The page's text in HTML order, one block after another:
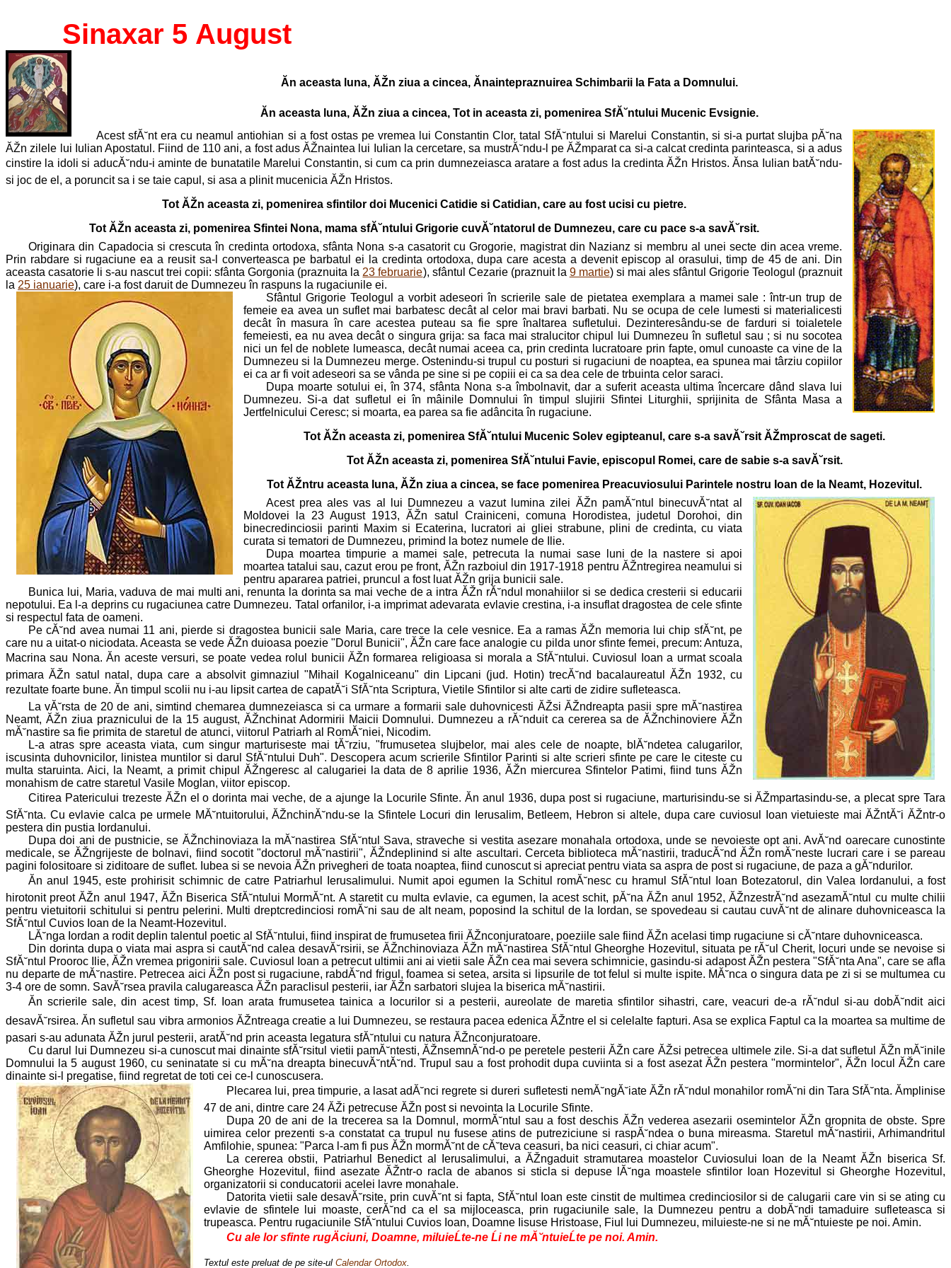
Sinaxar 5 August
Ăn aceasta luna, ĂŽn ziua a cincea, Ănaintepraznuirea Schimbarii la Fata a Domnului.
Ăn aceasta luna, ĂŽn ziua a cincea, Tot in aceasta zi, pomenirea SfĂ˘ntului Mucenic Evsignie.
Acest sfĂ˘nt era cu neamul antiohian si a fost ostas pe vremea lui Constantin Clor, tatal SfĂ˘ntului si Marelui Constantin, si si-a purtat slujba pĂ˘na
ĂŽn zilele lui Iulian Apostatul. Fiind de 110 ani, a fost adus ĂŽnaintea lui Iulian la cercetare, sa mustrĂ˘ndu-l pe ĂŽmparat ca si-a calcat credinta parinteasca, si a adus
cinstire la idoli si aducĂ˘ndu-i aminte de bunatatile Marelui Constantin, si cum ca prin dumnezeiasca aratare a fost adus la credinta ĂŽn Hristos. Ănsa Iulian batĂ˘ndu-
si joc de el, a poruncit sa i se taie capul, si asa a plinit mucenicia ĂŽn Hristos.
Tot ĂŽn aceasta zi, pomenirea sfintilor doi Mucenici Catidie si Catidian, care au fost ucisi cu pietre.
Tot ĂŽn aceasta zi, pomenirea Sfintei Nona, mama sfĂ˘ntului Grigorie cuvĂ˘ntatorul de Dumnezeu, care cu pace s-a savĂ˘rsit.
Originara din Capadocia si crescuta în credinta ortodoxa, sfânta Nona s-a casatorit cu Grogorie, magistrat din Nazianz si membru al unei secte din acea vreme.
Prin rabdare si rugaciune ea a reusit sa-l converteasca pe barbatul ei la credinta ortodoxa, dupa care acesta a devenit episcop al orasului, timp de 45 de ani. Din
aceasta casatorie li s-au nascut trei copii: sfânta Gorgonia (praznuita la 23 februarie), sfântul Cezarie (praznuit la 9 martie) si mai ales sfântul Grigorie Teologul (praznuit
la 25 ianuarie), care i-a fost daruit de Dumnezeu în raspuns la rugaciunile ei.
Sfântul Grigorie Teologul a vorbit adeseori în scrierile sale de pietatea exemplara a mamei sale : într-un trup de
femeie ea avea un suflet mai barbatesc decât al celor mai bravi barbati. Nu se ocupa de cele lumesti si materialicesti
decât în masura în care acestea puteau sa fie spre înaltarea sufletului. Dezinteresându-se de farduri si toialetele
femeiesti, ea nu avea decât o singura grija: sa faca mai stralucitor chipul lui Dumnezeu în sufletul sau ; si nu socotea
nici un fel de noblete lumeasca, decât numai aceea ca, prin credinta lucratoare prin fapte, omul cunoaste ca vine de la
Dumnezeu si la Dumnezeu merge. Ostenindu-si trupul cu posturi si rugaciuni de noaptea, ea spunea mai târziu copiilor
ei ca ar fi voit adeseori sa se vânda pe sine si pe copiii ei ca sa dea cele de trbuinta celor saraci.
Dupa moarte sotului ei, în 374, sfânta Nona s-a îmbolnavit, dar a suferit aceasta ultima încercare dând slava lui
Dumnezeu. Si-a dat sufletul ei în mâinile Domnului în timpul slujirii Sfintei Liturghii, sprijinita de Sfânta Masa a
Jertfelnicului Ceresc; si moarta, ea parea sa fie adâncita în rugaciune.
Tot ĂŽn aceasta zi, pomenirea SfĂ˘ntului Mucenic Solev egipteanul, care s-a savĂ˘rsit ĂŽmproscat de sageti.
Tot ĂŽn aceasta zi, pomenirea SfĂ˘ntului Favie, episcopul Romei, care de sabie s-a savĂ˘rsit.
Tot ĂŽntru aceasta luna, ĂŽn ziua a cincea, se face pomenirea Preacuviosului Parintele nostru Ioan de la Neamt, Hozevitul.
Acest prea ales vas al lui Dumnezeu a vazut lumina zilei ĂŽn pamĂ˘ntul binecuvĂ˘ntat al
Moldovei la 23 August 1913, ĂŽn satul Crainiceni, comuna Horodistea, judetul Dorohoi, din
binecredinciosii parinti Maxim si Ecaterina, lucratori ai gliei strabune, plini de credinta, cu viata
curata si tematori de Dumnezeu, primind la botez numele de Ilie.
Dupa moartea timpurie a mamei sale, petrecuta la numai sase luni de la nastere si apoi
moartea tatalui sau, cazut erou pe front, ĂŽn razboiul din 1917-1918 pentru ĂŽntregirea neamului si
pentru apararea patriei, pruncul a fost luat ĂŽn grija bunicii sale.
Bunica lui, Maria, vaduva de mai multi ani, renunta la dorinta sa mai veche de a intra ĂŽn rĂ˘ndul monahiilor si se dedica cresterii si educarii
nepotului. Ea l-a deprins cu rugaciunea catre Dumnezeu. Tatal orfanilor, i-a imprimat adevarata evlavie crestina, i-a insuflat dragostea de cele sfinte
si respectul fata de oameni.
Pe cĂ˘nd avea numai 11 ani, pierde si dragostea bunicii sale Maria, care trece la cele vesnice. Ea a ramas ĂŽn memoria lui chip sfĂ˘nt, pe
care nu a uitat-o niciodata. Aceasta se vede ĂŽn duioasa poezie "Dorul Bunicii", ĂŽn care face analogie cu pilda unor sfinte femei, precum: Antuza,
Macrina sau Nona. Ăn aceste versuri, se poate vedea rolul bunicii ĂŽn formarea religioasa si morala a SfĂ˘ntului. Cuviosul Ioan a urmat scoala
primara ĂŽn satul natal, dupa care a absolvit gimnaziul "Mihail Kogalniceanu" din Lipcani (jud. Hotin) trecĂ˘nd bacalaureatul ĂŽn 1932, cu
rezultate foarte bune. Ăn timpul scolii nu i-au lipsit cartea de capatĂ˘i SfĂ˘nta Scriptura, Vietile Sfintilor si alte carti de zidire sufleteasca.
La vĂ˘rsta de 20 de ani, simtind chemarea dumnezeiasca si ca urmare a formarii sale duhovnicesti ĂŽsi ĂŽndreapta pasii spre mĂ˘nastirea
Neamt, ĂŽn ziua praznicului de la 15 august, ĂŽnchinat Adormirii Maicii Domnului. Dumnezeu a rĂ˘nduit ca cererea sa de ĂŽnchinoviere ĂŽn
mĂ˘nastire sa fie primita de staretul de atunci, viitorul Patriarh al RomĂ˘niei, Nicodim.
L-a atras spre aceasta viata, cum singur marturiseste mai tĂ˘rziu, "frumusetea slujbelor, mai ales cele de noapte, blĂ˘ndetea calugarilor,
iscusinta duhovnicilor, linistea muntilor si darul SfĂ˘ntului Duh". Descopera acum scrierile Sfintilor Parinti si alte scrieri sfinte pe care le citeste cu
multa staruinta. Aici, la Neamt, a primit chipul ĂŽngeresc al calugariei la data de 8 aprilie 1936, ĂŽn miercurea Sfintelor Patimi, fiind tuns ĂŽn
monahism de catre staretul Vasile Moglan, viitor episcop.
Citirea Patericului trezeste ĂŽn el o dorinta mai veche, de a ajunge la Locurile Sfinte. Ăn anul 1936, dupa post si rugaciune, marturisindu-se si ĂŽmpartasindu-se, a plecat spre Tara
SfĂ˘nta. Cu evlavie calca pe urmele MĂ˘ntuitorului, ĂŽnchinĂ˘ndu-se la Sfintele Locuri din Ierusalim, Betleem, Hebron si altele, dupa care cuviosul Ioan vietuieste mai ĂŽntĂ˘i ĂŽntr-o
pestera din pustia Iordanului.
Dupa doi ani de pustnicie, se ĂŽnchinoviaza la mĂ˘nastirea SfĂ˘ntul Sava, straveche si vestita asezare monahala ortodoxa, unde se nevoieste opt ani. AvĂ˘nd oarecare cunostinte
medicale, se ĂŽngrijeste de bolnavi, fiind socotit "doctorul mĂ˘nastirii", ĂŽndeplinind si alte ascultari. Cerceta biblioteca mĂ˘nastirii, traducĂ˘nd ĂŽn romĂ˘neste lucrari care i se pareau
pagini folositoare si ziditoare de suflet. Iubea si se nevoia ĂŽn privegheri de toata noaptea, fiind cunoscut si apreciat pentru viata sa aspra de post si rugaciune, de paza a gĂ˘ndurilor.
Ăn anul 1945, este prohirisit schimnic de catre Patriarhul Ierusalimului. Numit apoi egumen la Schitul romĂ˘nesc cu hramul SfĂ˘ntul Ioan Botezatorul, din Valea Iordanului, a fost
hirotonit preot ĂŽn anul 1947, ĂŽn Biserica SfĂ˘ntului MormĂ˘nt. A staretit cu multa evlavie, ca egumen, la acest schit, pĂ˘na ĂŽn anul 1952, ĂŽnzestrĂ˘nd asezamĂ˘ntul cu multe chilii
pentru vietuitorii schitului si pentru pelerini. Multi dreptcredinciosi romĂ˘ni sau de alt neam, poposind la schitul de la Iordan, se spovedeau si cautau cuvĂ˘nt de alinare duhovniceasca la
SfĂ˘ntul Cuvios Ioan de la Neamt-Hozevitul.
LĂ˘nga Iordan a rodit deplin talentul poetic al SfĂ˘ntului, fiind inspirat de frumusetea firii ĂŽnconjuratoare, poeziile sale fiind ĂŽn acelasi timp rugaciune si cĂ˘ntare duhovniceasca.
Din dorinta dupa o viata mai aspra si cautĂ˘nd calea desavĂ˘rsirii, se ĂŽnchinoviaza ĂŽn mĂ˘nastirea SfĂ˘ntul Gheorghe Hozevitul, situata pe rĂ˘ul Cherit, locuri unde se nevoise si
SfĂ˘ntul Prooroc Ilie, ĂŽn vremea prigonirii sale. Cuviosul Ioan a petrecut ultimii ani ai vietii sale ĂŽn cea mai severa schimnicie, gasindu-si adapost ĂŽn pestera "SfĂ˘nta Ana", care se afla
nu departe de mĂ˘nastire. Petrecea aici ĂŽn post si rugaciune, rabdĂ˘nd frigul, foamea si setea, arsita si lipsurile de tot felul si multe ispite. MĂ˘nca o singura data pe zi si se multumea cu
3-4 ore de somn. SavĂ˘rsea pravila calugareasca ĂŽn paraclisul pesterii, iar ĂŽn sarbatori slujea la biserica mĂ˘nastirii.
Ăn scrierile sale, din acest timp, Sf. Ioan arata frumusetea tainica a locurilor si a pesterii, aureolate de maretia sfintilor sihastri, care, veacuri de-a rĂ˘ndul si-au dobĂ˘ndit aici
desavĂ˘rsirea. Ăn sufletul sau vibra armonios ĂŽntreaga creatie a lui Dumnezeu, se restaura pacea edenica ĂŽntre el si celelalte fapturi. Asa se explica Faptul ca la moartea sa multime de
pasari s-au adunata ĂŽn jurul pesterii, aratĂ˘nd prin aceasta legatura sfĂ˘ntului cu natura ĂŽnconjuratoare.
Cu darul lui Dumnezeu si-a cunoscut mai dinainte sfĂ˘rsitul vietii pamĂ˘ntesti, ĂŽnsemnĂ˘nd-o pe peretele pesterii ĂŽn care ĂŽsi petrecea ultimele zile. Si-a dat sufletul ĂŽn mĂ˘inile
Domnului la 5 august 1960, cu seninatate si cu mĂ˘na dreapta binecuvĂ˘ntĂ˘nd. Trupul sau a fost prohodit dupa cuviinta si a fost asezat ĂŽn pestera "mormintelor", ĂŽn locul ĂŽn care
dinainte si-l pregatise, fiind regretat de toti cei ce-l cunoscusera.
Plecarea lui, prea timpurie, a lasat adĂ˘nci regrete si dureri sufletesti nemĂ˘ngĂ˘iate ĂŽn rĂ˘ndul monahilor romĂ˘ni din Tara SfĂ˘nta. Ămplinise
47 de ani, dintre care 24 ĂŽi petrecuse ĂŽn post si nevointa la Locurile Sfinte.
Dupa 20 de ani de la trecerea sa la Domnul, mormĂ˘ntul sau a fost deschis ĂŽn vederea asezarii osemintelor ĂŽn gropnita de obste. Spre
uimirea celor prezenti s-a constatat ca trupul nu fusese atins de putreziciune si raspĂ˘ndea o buna mireasma. Staretul mĂ˘nastirii, Arhimandritul
Amfilohie, spunea: "Parca l-am fi pus ĂŽn mormĂ˘nt de cĂ˘teva ceasuri, ba nici ceasuri, ci chiar acum".
La cererea obstii, Patriarhul Benedict al Ierusalimului, a ĂŽngaduit stramutarea moastelor Cuviosului Ioan de la Neamt ĂŽn biserica Sf.
Gheorghe Hozevitul, fiind asezate ĂŽntr-o racla de abanos si sticla si depuse lĂ˘nga moastele sfintilor Ioan Hozevitul si Gheorghe Hozevitul,
organizatorii si conducatorii acelei lavre monahale.
Datorita vietii sale desavĂ˘rsite, prin cuvĂ˘nt si fapta, SfĂ˘ntul Ioan este cinstit de multimea credinciosilor si de calugarii care vin si se ating cu
evlavie de sfintele lui moaste, cerĂ˘nd ca el sa mijloceasca, prin rugaciunile sale, la Dumnezeu pentru a dobĂ˘ndi tamaduire sufleteasca si
trupeasca. Pentru rugaciunile SfĂ˘ntului Cuvios Ioan, Doamne Iisuse Hristoase, Fiul lui Dumnezeu, miluieste-ne si ne mĂ˘ntuieste pe noi. Amin.
Cu ale lor sfinte rugÄciuni, Doamne, miluieĹte-ne Ĺi ne mĂ˘ntuieĹte pe noi. Amin.
Textul este preluat de pe site-ul Calendar Ortodox.